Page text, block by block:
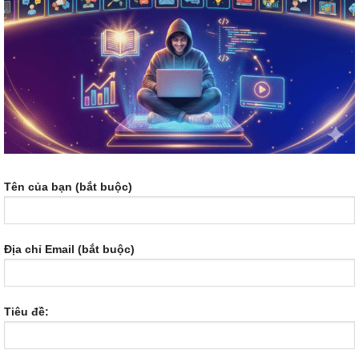
Tên của bạn (bắt buộc)
Địa chỉ Email (bắt buộc)
Tiêu đề: